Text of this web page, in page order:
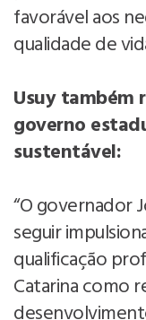
favorável aos
qualidade de
Usuy também
governo
sustentável:
“O governador
seguir
qualificação
Catarina como